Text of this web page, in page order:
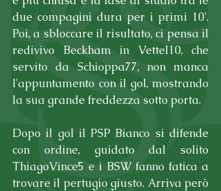
due compagini dura per i primi 10'.
Poi, a sbloccare il risultato, ci pensa il
redivivo Beckham in Vettel10, che
servito da Schioppa77, non manca
l'appuntamento con il gol, mostrando
la sua grande freddezza sotto porta.
Dopo il gol il PSP Bianco si difende
con ordine, guidato dal solito
ThiagoVince5 e i BSW fanno fatica a
trovare il pertugio giusto. Arriva però